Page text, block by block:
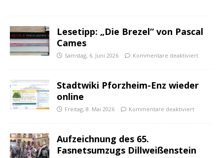
Lesetipp: „Die Brezel“ von Pascal
Cames
Samstag, 6. Juni 2026 Kommentare deaktiviert
Stadtwiki Pforzheim-Enz wieder
online
Freitag, 8. Mai 2026 Kommentare deaktiviert
Aufzeichnung des 65.
Fasnetsumzugs Dillweißenstein